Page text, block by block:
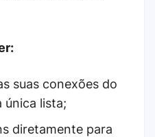
suas conexões do
única lista;
diretamente para